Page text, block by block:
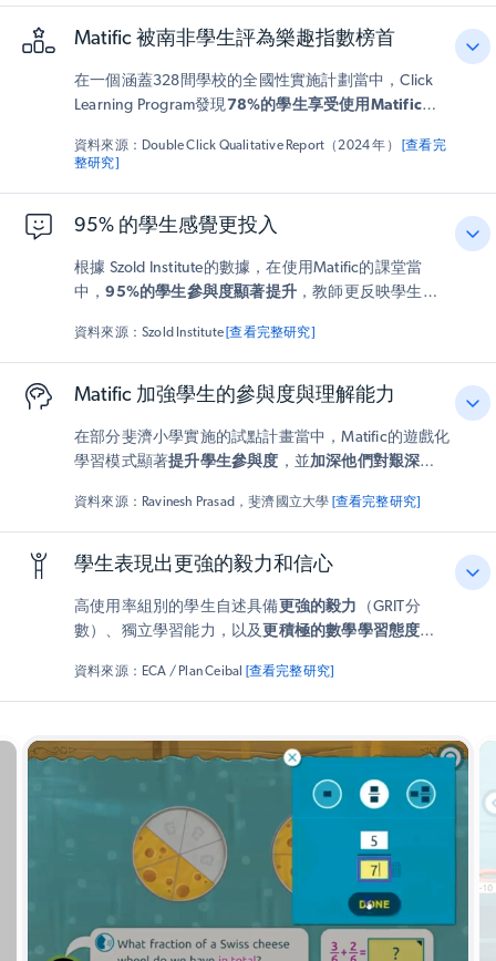
數學課程「有趣」，他們真切感受到寓學習於娛樂。
Matific 被南非學生評為樂趣指數榜首
在一個涵蓋328間學校的全國性實施計劃當中，Click
Learning Program發現78%的學生享受使用Matific學
意度評分 。教師們特別指出，Matific的遊戲化設計、即
資料來源：Double Click Qualitative Report（2024 年）
[查看完
整研究]
95% 的學生感覺更投入
根據 Szold Institute的數據，在使用Matific的課堂當
中，95%的學生參與度顯著提升，教師更反映學生的
作者同時指出，Matific使課程內容更清晰易懂，並與學
生生活產生更緊密的連結。
資料來源：Szold Institute [查看完整研究]
Matific 加強學生的參與度與理解能力
在部分斐濟小學實施的試點計畫當中，Matific的遊戲化
學習模式顯著提升學生參與度 ，並加深他們對艱深數學
態度也獲得改善。
資料來源：Ravinesh Prasad，斐濟國立大學 [查看完整研究]
學生表現出更強的毅力和信心
高使用率組別的學生自述具備更強的毅力
（GRIT分
數）、獨立學習能力，以及更積極的數學學習態度。教
——這些正是在數學領域取得長期成功的關鍵能力
資料來源：ECA / Plan Ceibal [查看完整研究]